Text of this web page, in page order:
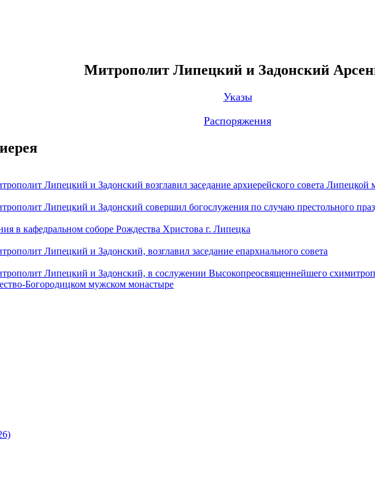
Митрополит Липецкий и Задонский
Указы
Распоряжения
Липецкий и Задонский возглавил заседание архиерейского совета Липецкой
Липецкий и Задонский совершил богослужения по случаю престольного
в кафедральном соборе Рождества Христова г. Липецка
Липецкий и Задонский, возглавил заседание епархиального совета
Липецкий и Задонский, в сослужении Высокопреосвященнейшего
Богородицком мужском монастыре